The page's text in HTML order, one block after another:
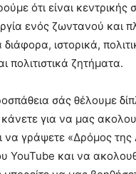
ότι είναι κεντρικής
ενός ζωντανού και
ιστορικά,
πολιτιστικά ζητήματα.
σάς θέλουμε
για να μας
να γράψετε «Δρόμος της
YouTube και να